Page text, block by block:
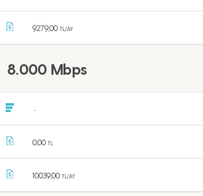
9279,00 TL/AY
8.000 Mbps
-
0,00 TL
10039,00 TL/AY